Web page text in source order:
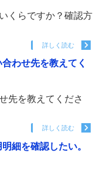
くらですか？確認方
詳しく読む
わせ先を教えてく
先を教えてくださ
詳しく読む
細を確認したい。